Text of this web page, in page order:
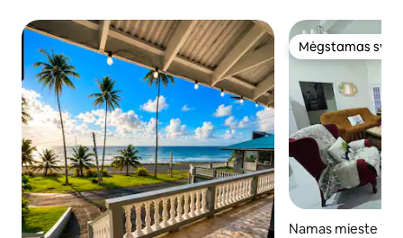
Mėgstamas
Mėgstamas
Namas mieste